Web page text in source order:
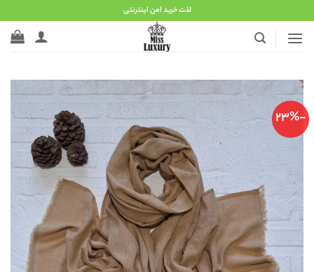
to
content
لذت خرید امن اینترنتی
-23%